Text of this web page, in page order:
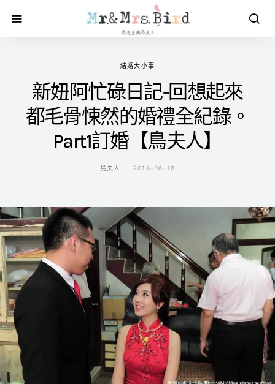
結婚大小事
新妞阿忙碌日記-回想起來
都毛骨悚然的婚禮全紀錄。
Part1訂婚【鳥夫人】
鳥夫人 2014-06-18